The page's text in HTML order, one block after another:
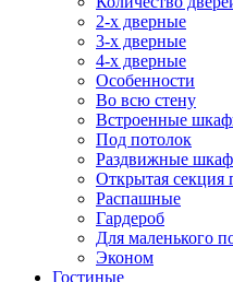
2-х дверные
3-х дверные
4-х дверные
Особенности
Во всю стену
Встроенные
Под потолок
Раздвижные
Открытая секция
Распашные
Гардероб
Для маленького
Эконом
Гостиные